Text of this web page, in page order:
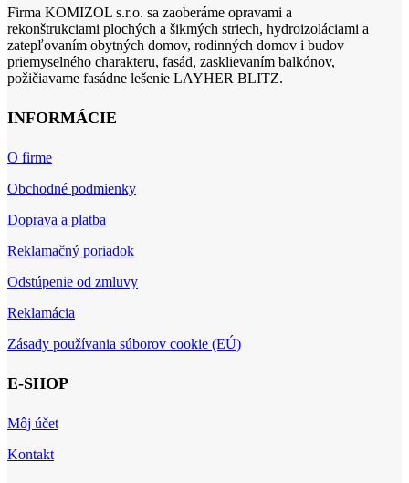
Firma KOMIZOL s.r.o. sa zaoberáme opravami a
rekonštrukciami plochých a šikmých striech, hydroizoláciami a
zatepľovaním obytných domov, rodinných domov i budov
priemyselného charakteru, fasád, zasklievaním balkónov,
požičiavame fasádne lešenie LAYHER BLITZ.
INFORMÁCIE
O firme
Obchodné podmienky
Doprava a platba
Reklamačný poriadok
Odstúpenie od zmluvy
Reklamácia
Zásady používania súborov cookie (EÚ)
E-SHOP
Môj účet
Kontakt